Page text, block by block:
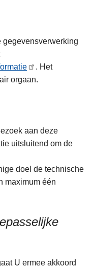
gegevensverwerking
. Het
orgaan.
aan deze
uitsluitend om de
doel de technische
maximum één
U ermee akkoord